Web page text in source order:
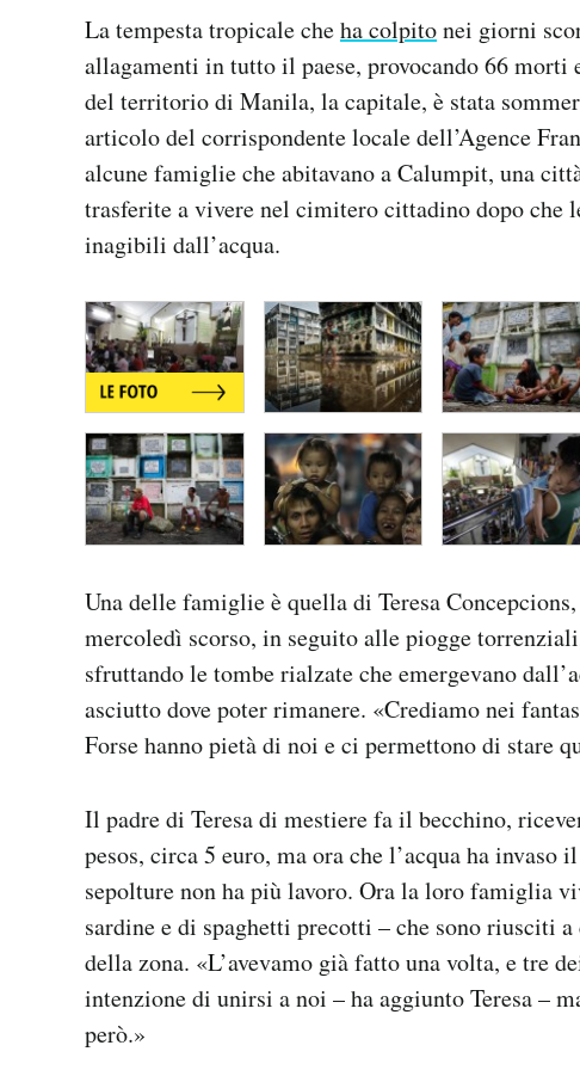
La tempesta tropicale cheha colpitonei giorni
allagamenti in tutto il paese, provocando 66
del territorio di Manila, la capitale, è stata
articolo del corrispondente locale dell’Agence
alcune famiglie che abitavano a Calumpit, una
trasferite a vivere nel cimitero cittadino dopo che
inagibili dall’acqua.
Una delle famiglie è quella di Teresa
mercoledì scorso, in seguito alle piogge
sfruttando le tombe rialzate che emergevano
asciutto dove poter rimanere. «Crediamo nei
Forse hanno pietà di noi e ci permettono di stare
Il padre di Teresa di mestiere fa il becchino,
pesos, circa 5 euro, ma ora che l’acqua ha
sepolture non ha più lavoro. Ora la loro famiglia
sardine e di spaghetti precotti – che sono riusciti
della zona. «L’avevamo già fatto una volta, e tre
intenzione di unirsi a noi – ha aggiunto Teresa –
però.»